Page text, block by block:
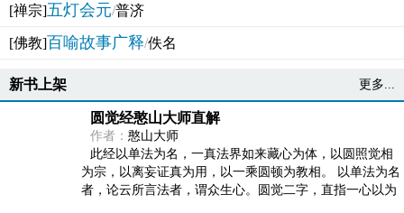
[禅宗]五灯会元/普济
[佛教]百喻故事广释/佚名
新书上架 更多...
圆觉经憨山大师直解
作者： 憨山大师
此经以单法为名，一真法界如来藏心为体，以圆照觉相
为宗，以离妄证真为用，以一乘圆顿为教相。 以单法为名
者，论云所言法者，谓众生心。圆觉二字，直指一心以为